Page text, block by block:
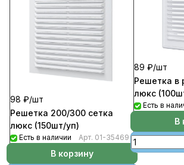
98 ₽/шт
Решетка 200/300 сетка
люкс (150шт/уп)
Есть в наличии Арт. 01-35469
В корзину
89 ₽/шт
Решетка в
люкс
Есть в
В